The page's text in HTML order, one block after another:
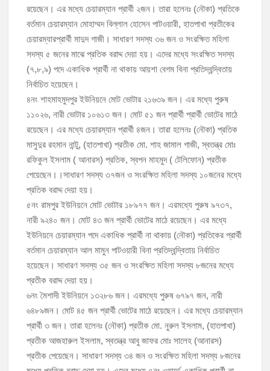
রয়েছেন। এর মধ্যে চেয়ারম্যান প্রার্থী ২জন। তারা হলেনঃ (নৌকা) প্রতিকে
বর্তমান চেয়ারম্যান মোহাম্মদ বিল্লাল হোসেন পাটওয়ারী, হাতপাখা প্রতীকের
চেয়ারম্যারপ্রার্থী মাদুদ গাজী। সাধারণ সদস্য ৩৬ জন ও সংরক্ষিত মহিলা
সদস্য ৫ জনের মাঝে প্রতিক বরাদ্দ দেয়া হয়। এদের মধ্যে সংরক্ষিত সদস্য
(৭,৮,৯) পদে একাধিক প্রার্থী না থাকায় আয়শা বেগম বিনা প্রতিদ্বন্দ্বিতায়
নির্বাচিত হয়েছেন।
৪নং শাহমাহমুদপুর ইউনিয়নে মোট ভোটার ২১৬৩৯ জন। এর মধ্যে পুরুষ
১১০২৬, নারী ভোটার ১০৬১৩ জন। মোট ৫১ জন প্রার্থী প্রার্থী ভোটের মাঠে
রয়েছেন। এর মধ্যে চেয়ারম্যান প্রার্থী ৪জন। তারা হলেনঃ (নৌকা) প্রতিক
মাসুদুর রহমান নান্টু, (হাতপাখা) প্রতীক মো. শাহ জামাল গাজী, স্বতন্ত্র মোঃ
রফিকুল ইসলাম ( আনারস) প্রতিক, স্বপন মাহমুদ ( টেলিফোন) প্রতীক
পেয়েছেন।।সাধারণ সদস্য ৩৭জন ও সংরক্ষিত মহিলা সদস্য ১০জনের মধ্যে
প্রতিক বরাদ্দ দেয়া হয়।
৫নং রামপুর ইউনিয়নে মোট ভোটার ১৮৯৭৭ জন। এরমধ্যে পুরুষ ৯৭৩৭,
নারী ৯২৪০ জন। মোট ৪৩ জন প্রার্থী ভোটের মাঠে রয়েছেন। এর মধ্যে
ইউনিয়নে চেয়ারম্যান পদে একাধিক প্রার্থী না থাকায় (নৌকা) প্রতিকের প্রার্থী
বর্তমান চেয়ারম্যান আল মামুন পাটওয়ারী বিনা প্রতিদ্বন্দ্বিতায় নির্বাচিত
হয়েছেন। সাধারণ সদস্য ৩৫ জন ও সংরক্ষিত মহিলা সদস্য ৮জনের মধ্যে
প্রতীক বরাদ্দ দেয়া হয়।
৬নং মৈশাদী ইউনিয়নে ১৩২৮৬ জন। এরমধ্যে পুরুষ ৬৭৯৭ জন, নারী
৬৪৮৯জন। মোট ৪৫ জন প্রার্থী ভোটের মাঠে রয়েছেন। এর মধ্যে চেয়ারম্যান
প্রার্থী ৩ জন। তারা হলেনঃ (নৌকা) প্রতীক মো. নুরুল ইসলাম, (হাতপাখা)
প্রতীক আজহারুল ইসলাম, স্বতন্ত্র আবু জাফর মোঃ সালেহ (আনারস)
প্রতীক পেয়েছেন। সাধারণ সদস্য ৩৪ জন ও সংরক্ষিত মহিলা সদস্য ৮জনের